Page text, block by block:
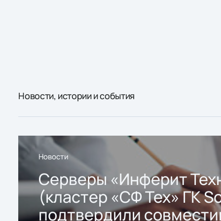
Новости, истории и события
Новости
Серверы «Инферит
(кластер «СФ Тех» ГК
подтвердили